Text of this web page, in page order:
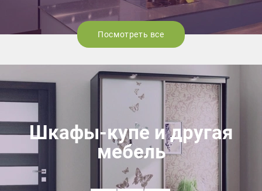
Посмотреть все
Шкафы-купе и другая
мебель